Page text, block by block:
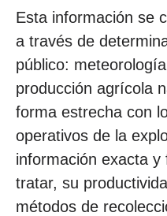
Esta información se
a través de
público:
producción agrícola
forma estrecha con
operativos de la
información exacta
tratar, su
métodos de